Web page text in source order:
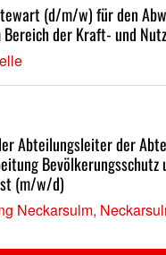
(d/m/w) für den
Bereich der Kraft- und
Abteilungsleiter der
Bevölkerungsschutz
(m/w/d)
Neckarsulm,